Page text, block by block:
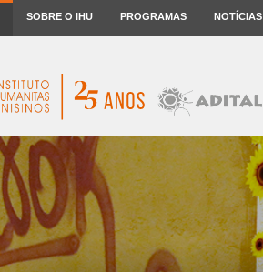
SOBRE O IHU PROGRAMAS NOTÍCIAS